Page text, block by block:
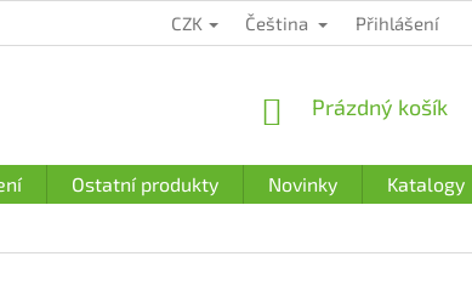
PODMÍNKY OCHRANY OSOBNÍCH
CZK Čeština Přihlášení
NÁKUPNÍ
Prázdný košík
Ostatní produkty Novinky Katalogy